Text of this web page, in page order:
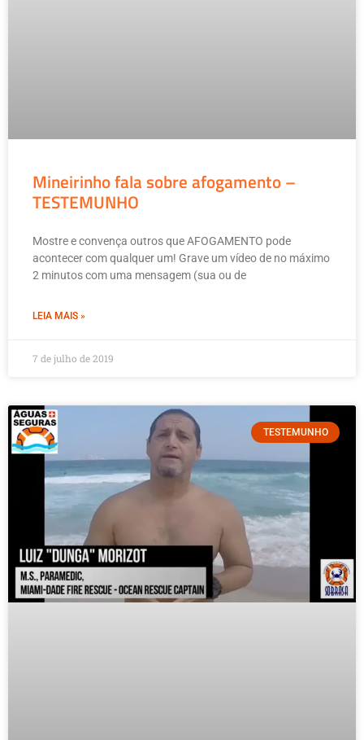
Mineirinho fala sobre afogamento –
TESTEMUNHO
Mostre e convença outros que AFOGAMENTO pode
acontecer com qualquer um! Grave um vídeo de no máximo
2 minutos com uma mensagem (sua ou de
LEIA MAIS »
7 de julho de 2019
TESTEMUNHO